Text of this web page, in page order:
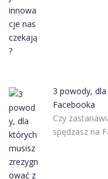
3 powody,
Facebooka
Czy
spędzasz na